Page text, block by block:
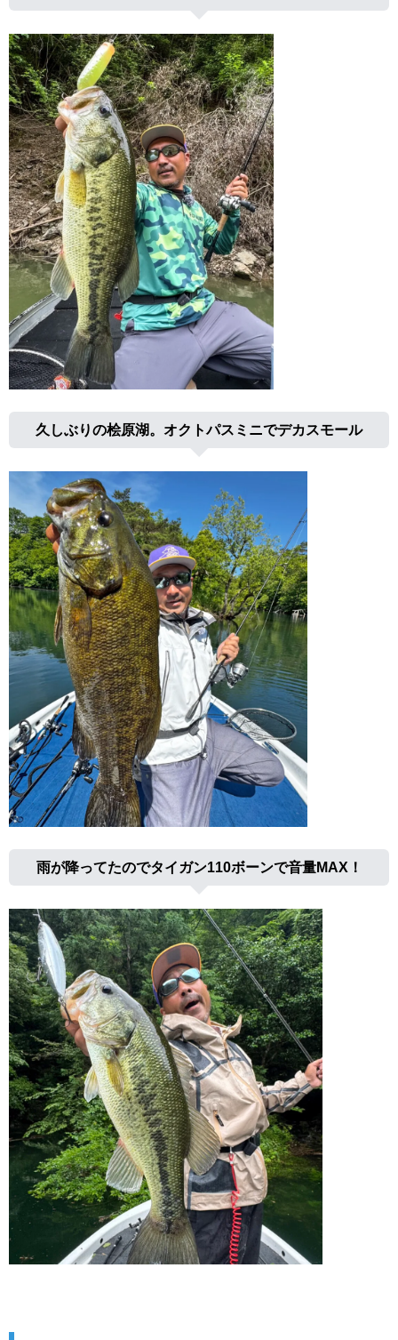
久しぶりの桧原湖。オクトパスミニでデカスモール
雨が降ってたのでタイガン110ボーンで音量MAX！